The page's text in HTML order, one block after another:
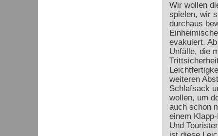
Wir wollen
spielen, wir
durchaus
evakuiert.
Unfälle, die
weiteren
Schlafsack
wollen, um
auch schon
einem
Und